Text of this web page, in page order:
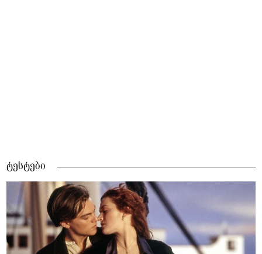
ტესტები